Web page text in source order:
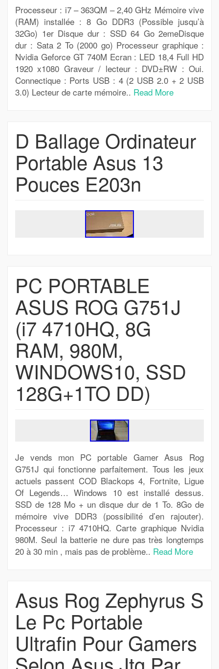
Processeur : i7 – 363QM – 2,40 GHz Mémoire vive
(RAM) installée : 8 Go DDR3 (Possible jusqu’à
32Go) 1er Disque dur : SSD 64 Go 2emeDisque
dur : Sata 2 To (2000 go) Processeur graphique :
Nvidia Geforce GT 740M Ecran : LED 18,4 Full HD
1920 x1080 Graveur / lecteur : DVD±RW : Oui.
Connectique : Ports USB : 4 (2 USB 2.0 + 2 USB
3.0) Lecteur de carte mémoire.. Read More
D Ballage Ordinateur
Portable Asus 13
Pouces E203n
PC PORTABLE
ASUS ROG G751J
(i7 4710HQ, 8G
RAM, 980M,
WINDOWS10, SSD
128G+1TO DD)
Je vends mon PC portable Gamer Asus Rog
G751J qui fonctionne parfaitement. Tous les jeux
actuels passent COD Blackops 4, Fortnite, Ligue
Of Legends… Windows 10 est installé dessus.
SSD de 128 Mo + un disque dur de 1 To. 8Go de
mémoire vive DDR3 (possibilité d’en rajouter).
Processeur : i7 4710HQ. Carte graphique Nvidia
980M. Seul la batterie ne dure pas très longtemps
20 à 30 min , mais pas de problème.. Read More
Asus Rog Zephyrus S
Le Pc Portable
Ultrafin Pour Gamers